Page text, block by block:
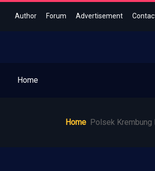
Author Forum Advertisement
Home
Home Polsek Krembung